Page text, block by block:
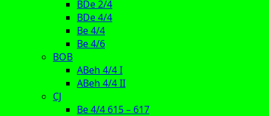
BDe 2/4
BDe 4/4
Be 4/4
Be 4/6
BOB
ABeh 4/4 I
ABeh 4/4 II
CJ
Be 4/4 615 – 617